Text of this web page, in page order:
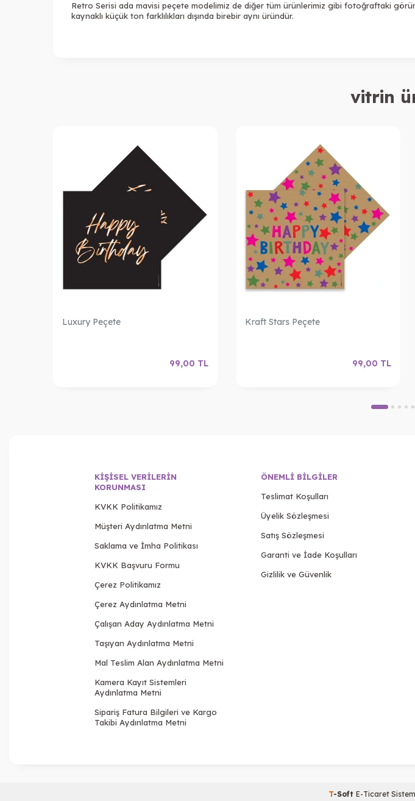
Retro Serisi ada mavisi peçete modelimiz de diğer tüm ürünlerimiz gibi fotoğraftaki
kaynaklı küçük ton farklılıkları dışında birebir aynı üründür.
vitrin
Luxury Peçete
99,00 TL
Kraft Stars Peçete
99,00 TL
KIŞISEL VERILERIN
KORUNMASI
KVKK Politikamız
Müşteri Aydınlatma Metni
Saklama ve İmha Politikası
KVKK Başvuru Formu
Çerez Politikamız
Çerez Aydınlatma Metni
Çalışan Aday Aydınlatma Metni
Taşıyan Aydınlatma Metni
Mal Teslim Alan Aydınlatma Metni
Kamera Kayıt Sistemleri
Aydınlatma Metni
Sipariş Fatura Bilgileri ve Kargo
Takibi Aydınlatma Metni
ÖNEMLI BILGILER
Teslimat Koşulları
Üyelik Sözleşmesi
Satış Sözleşmesi
Garanti ve İade Koşulları
Gizlilik ve Güvenlik
T-Soft E-Ticaret